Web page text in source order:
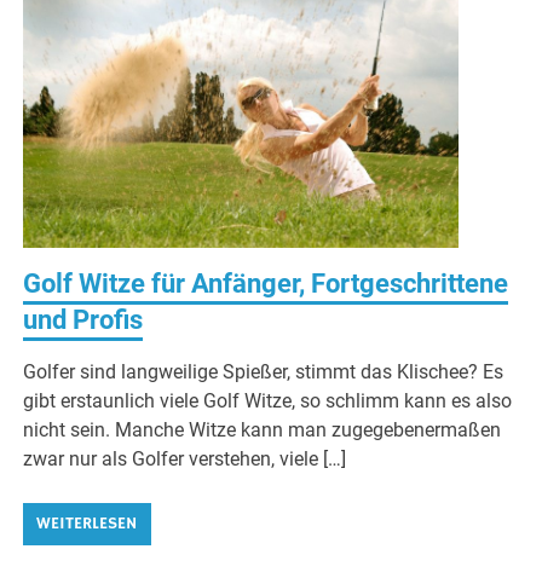
Golf Witze für Anfänger, Fortgeschrittene
und Profis
Golfer sind langweilige Spießer, stimmt das Klischee? Es
gibt erstaunlich viele Golf Witze, so schlimm kann es also
nicht sein. Manche Witze kann man zugegebenermaßen
zwar nur als Golfer verstehen, viele […]
WEITERLESEN